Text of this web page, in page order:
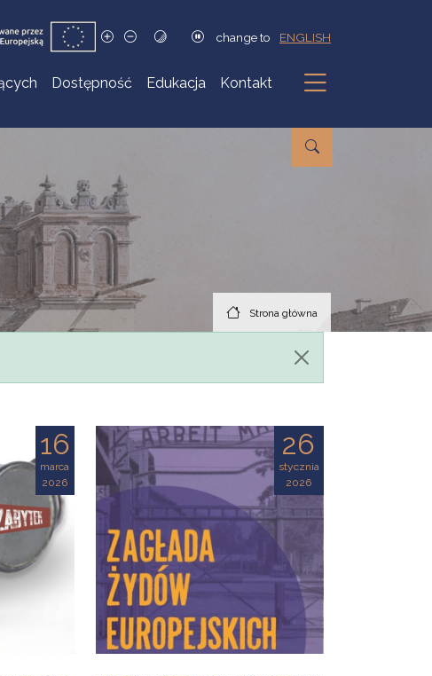
change to ENGLISH
Dostępność Edukacja Kontakt
Podmenu
Strona główna
16
marca
2026
26
stycznia
2026